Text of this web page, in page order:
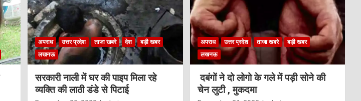
अपराध उत्तर प्रदेश ताजा खबरे देश
बड़ी खबर
लखनऊ
सरकारी नाली में घर की पाइप मिला रहे
व्यक्ति की लाठी डंडे से पिटाई
अपराध उत्तर प्रदेश ताजा खबरे
बड़ी खबर
लखनऊ
दबंगों ने दो लोगो के गले में पड़ी सोने की
चेन लुटी , मुकदमा